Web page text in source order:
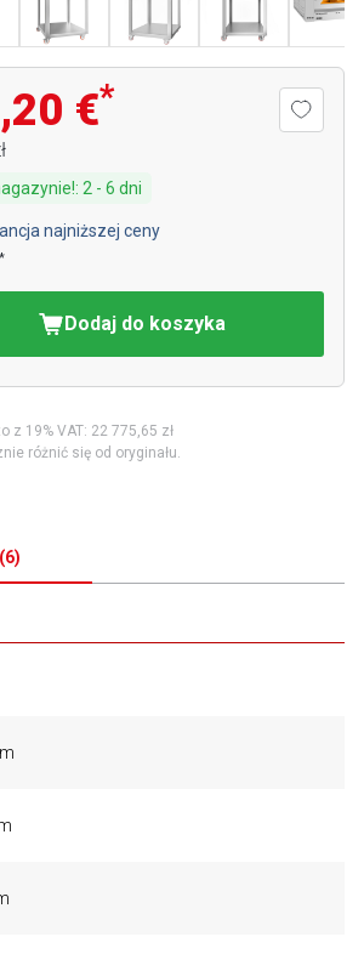
€*
: 2 - 6 dni
najniższej ceny
Dodaj do koszyka
z 19% VAT: 22 775,65 zł
różnić się od oryginału.
(6)